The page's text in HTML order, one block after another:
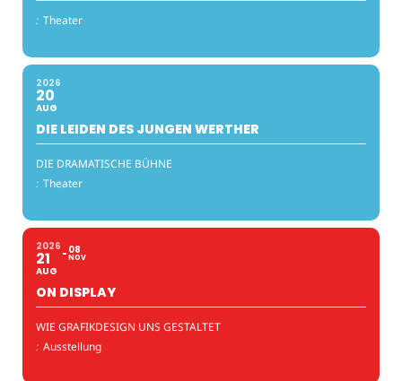
: Theater
2026
20
AUG
DIE LEIDEN DES JUNGEN WERTHER
DIE DRAMATISCHE BÜHNE
: Theater
2026
21
AUG
08
NOV
ON DISPLAY
WIE GRAFIKDESIGN UNS GESTALTET
: Ausstellung